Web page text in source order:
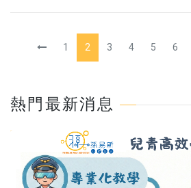
1 2 3 4 5 6
熱門最新消息